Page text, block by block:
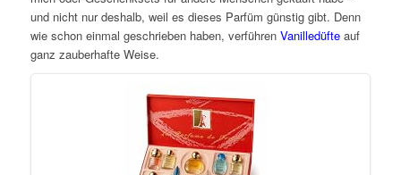
und nicht nur deshalb, weil es dieses Parfüm günstig gibt. Denn
wie schon einmal geschrieben haben, verführen Vanilledüfteauf
ganz zauberhafte Weise.